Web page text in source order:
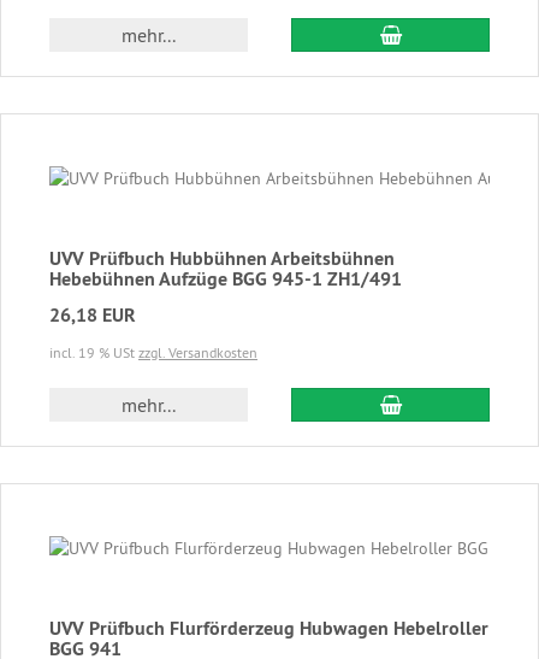
mehr... In den
UVV Prüfbuch Hubbühnen Arbeitsbühnen
Hebebühnen Aufzüge BGG 945-1 ZH1/491
26,18 EUR
incl. 19 % USt zzgl. Versandkosten
mehr... In den
UVV Prüfbuch Flurförderzeug Hubwagen Hebelroller
BGG 941